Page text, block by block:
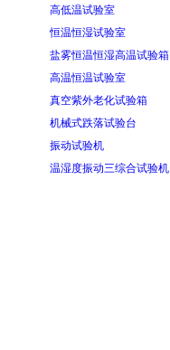
高低温试验室
恒温恒湿试验室
盐雾恒温恒湿高温试验箱
高温恒温试验室
真空紫外老化试验箱
机械式跌落试验台
振动试验机
温湿度振动三综合试验机